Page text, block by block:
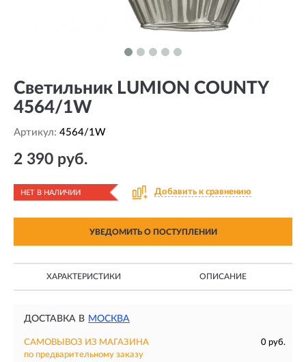
Светильник LUMION COUNTY
4564/1W
Артикул: 4564/1W
2 390 руб.
НЕТ В НАЛИЧИИ Добавить к сравнению
УВЕДОМИТЬ О ПОСТУПЛЕНИИ
ХАРАКТЕРИСТИКИ ОПИСАНИЕ
ДОСТАВКА В МОСКВА
САМОВЫВОЗ ИЗ МАГАЗИНА
0 руб.
по предварительному заказу